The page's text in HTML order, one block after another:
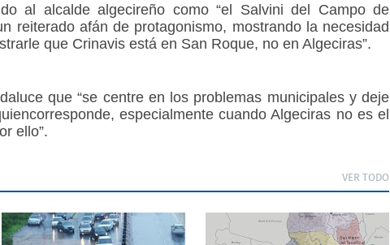
al alcalde algecireño como “el Salvini del Campo de
reiterado afán de protagonismo, mostrando la necesidad
que Crinavis está en San Roque, no en Algeciras”.
que “se centre en los problemas municipales y deje
especialmente cuando Algeciras no es el
ello”.
VER TODO